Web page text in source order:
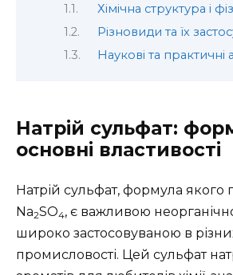
Хімічна структура і
Різновиди та їх
Наукові та практичні
Натрій сульфат:
основні властивості
Натрій сульфат, формула якого
Na2SO4, є важливою
широко застосовуваною в
промисловості. Цей сульфат